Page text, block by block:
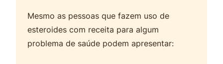
Mesmo as pessoas que fazem uso de
esteroides com receita para algum
problema de saúde podem apresentar: